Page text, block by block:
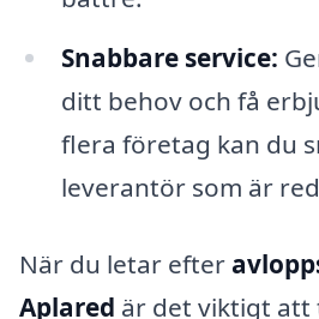
Snabbare service:
ditt behov och få
flera företag kan du
leverantör som är
När du letar efter
Aplared är det viktigt att